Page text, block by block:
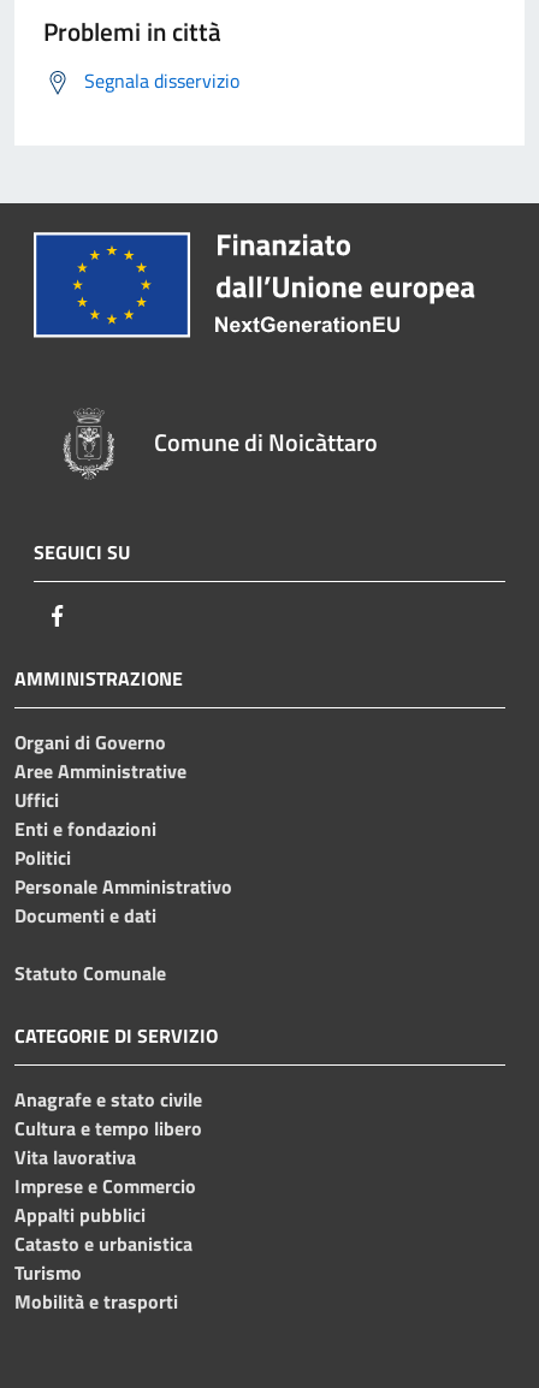
Problemi in città
Segnala disservizio
Comune di Noicàttaro
SEGUICI SU
AMMINISTRAZIONE
Organi di Governo
Aree Amministrative
Uffici
Enti e fondazioni
Politici
Personale Amministrativo
Documenti e dati
Statuto Comunale
CATEGORIE DI SERVIZIO
Anagrafe e stato civile
Cultura e tempo libero
Vita lavorativa
Imprese e Commercio
Appalti pubblici
Catasto e urbanistica
Turismo
Mobilità e trasporti